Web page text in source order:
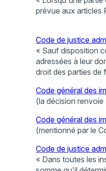
prévue aux articles
Code de justice
« Sauf disposition
adressées à leur
droit des parties de
Code général des
(la décision renvoie
Code général des
(mentionné par le
Code de justice
« Dans toutes les